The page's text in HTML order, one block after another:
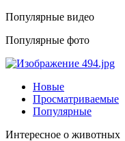
Популярные видео
Популярные фото
Новые
Просматриваемые
Популярные
Интересное о животных